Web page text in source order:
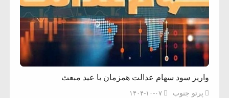
واریز سود سهام عدالت همزمان با عید مبعث
پرتو جنوب ۱۴۰۴-۱۰-۰۷